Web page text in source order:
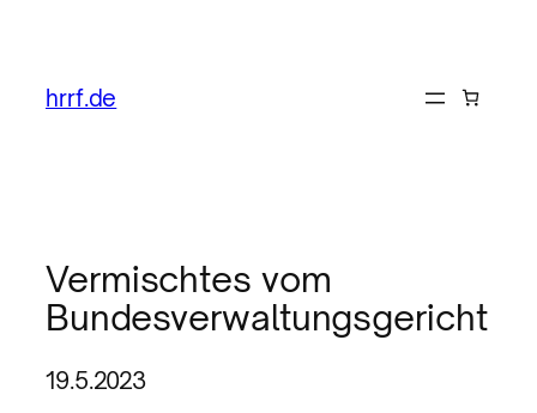
hrrf.de
Vermischtes vom
Bundesverwaltungsgericht
19.5.2023